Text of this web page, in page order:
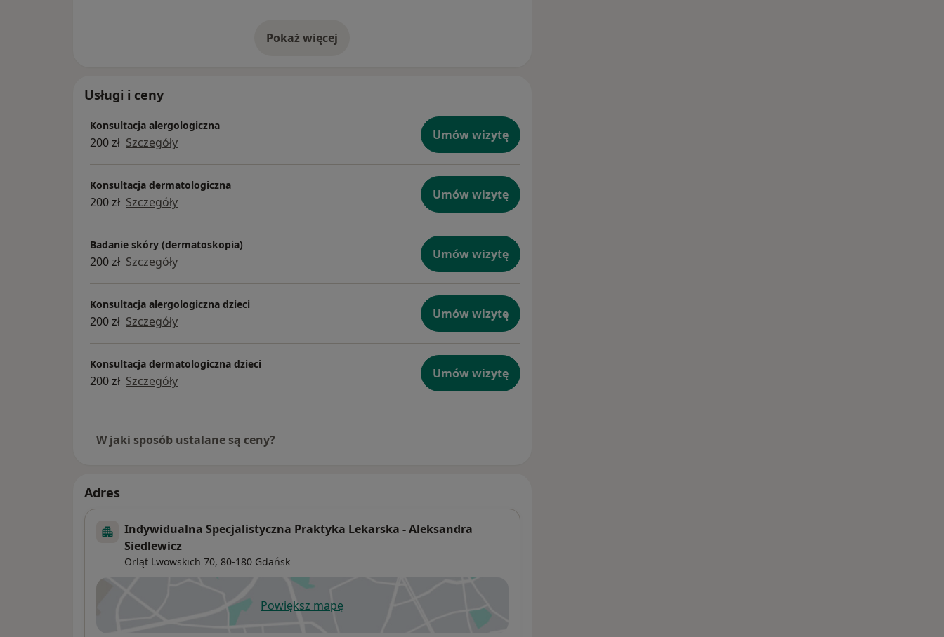
Pokaż więcejo doświadczeniu
Usługi i ceny
Konsultacja alergologiczna
200 zł Szczegóły Umów wizytę
Konsultacja dermatologiczna
200 zł Szczegóły Umów wizytę
Badanie skóry (dermatoskopia)
200 zł Szczegóły Umów wizytę
Konsultacja alergologiczna dzieci
200 zł Szczegóły Umów wizytę
Konsultacja dermatologiczna dzieci
200 zł Szczegóły Umów wizytę
W jaki sposób ustalane są ceny?
Adres
Indywidualna Specjalistyczna Praktyka Lekarska - Aleksandra
Siedlewicz
Orląt Lwowskich 70, 80-180 Gdańsk
Powiększ mapęotwiera się w nowej karcie